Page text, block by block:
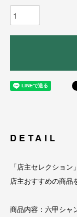
DETAIL
「店主セレクション」
店主おすすめの商品
商品内容：六甲シャ